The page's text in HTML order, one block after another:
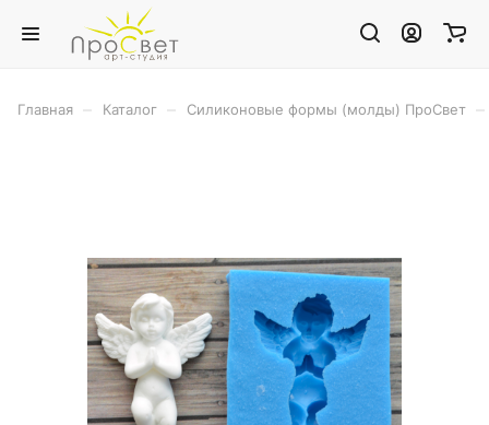
Главная Каталог Силиконовые формы (молды) ПроСвет